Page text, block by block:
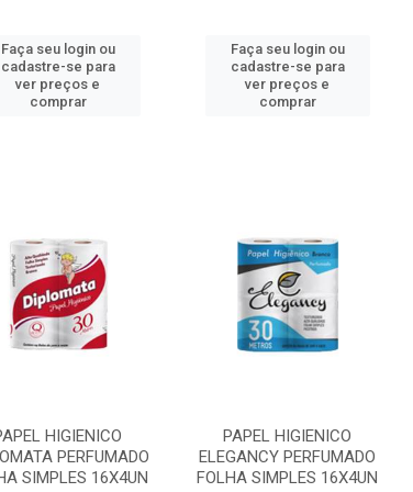
Faça seu login ou
cadastre-se para
ver preços e
comprar
Faça seu login ou
cadastre-se para
ver preços e
comprar
HIGIENICO
PERFUMADO
SIMPLES 16X4UN
PAPEL HIGIENICO
ELEGANCY PERFUMADO
FOLHA SIMPLES 16X4UN